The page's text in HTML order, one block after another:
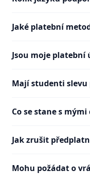
Jaké platební
Jsou moje platební
Mají studenti slevu
Co se stane s
Jak zrušit
Mohu požádat o